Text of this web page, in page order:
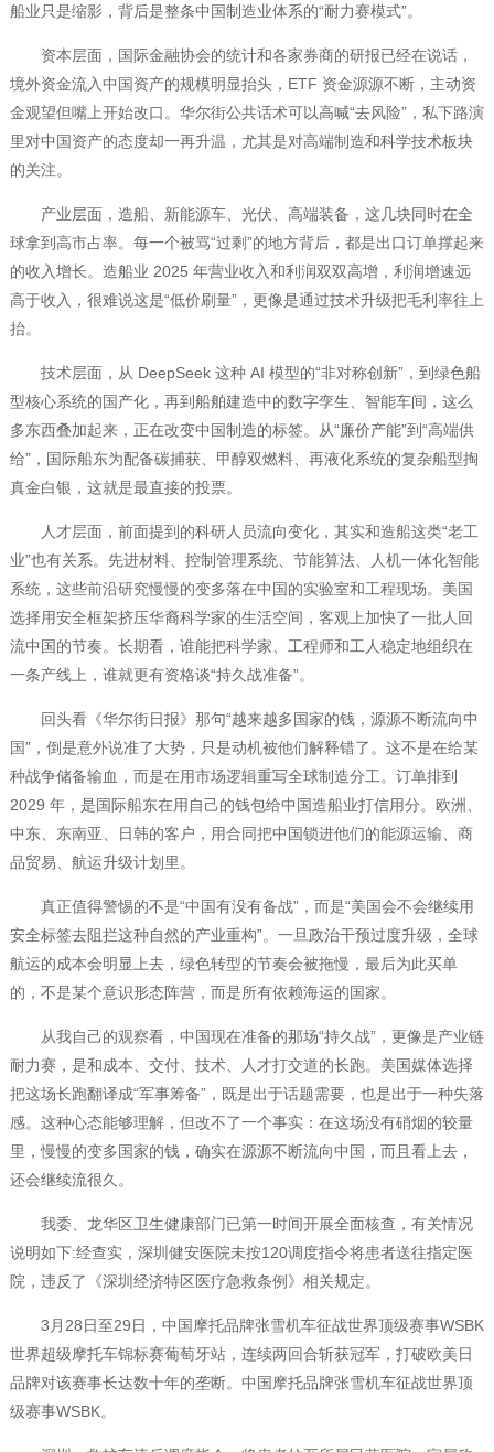
船业只是缩影，背后是整条中国制造业体系的“耐力赛模式”。
资本层面，国际金融协会的统计和各家券商的研报已经在说话，
境外资金流入中国资产的规模明显抬头，ETF 资金源源不断，主动资
金观望但嘴上开始改口。华尔街公共话术可以高喊“去风险”，私下路演
里对中国资产的态度却一再升温，尤其是对高端制造和科学技术板块
的关注。
产业层面，造船、新能源车、光伏、高端装备，这几块同时在全
球拿到高市占率。每一个被骂“过剩”的地方背后，都是出口订单撑起来
的收入增长。造船业 2025 年营业收入和利润双双高增，利润增速远
高于收入，很难说这是“低价刷量”，更像是通过技术升级把毛利率往上
抬。
技术层面，从 DeepSeek 这种 AI 模型的“非对称创新”，到绿色船
型核心系统的国产化，再到船舶建造中的数字孪生、智能车间，这么
多东西叠加起来，正在改变中国制造的标签。从“廉价产能”到“高端供
给”，国际船东为配备碳捕获、甲醇双燃料、再液化系统的复杂船型掏
真金白银，这就是最直接的投票。
人才层面，前面提到的科研人员流向变化，其实和造船这类“老工
业”也有关系。先进材料、控制管理系统、节能算法、人机一体化智能
系统，这些前沿研究慢慢的变多落在中国的实验室和工程现场。美国
选择用安全框架挤压华裔科学家的生活空间，客观上加快了一批人回
流中国的节奏。长期看，谁能把科学家、工程师和工人稳定地组织在
一条产线上，谁就更有资格谈“持久战准备”。
回头看《华尔街日报》那句“越来越多国家的钱，源源不断流向中
国”，倒是意外说准了大势，只是动机被他们解释错了。这不是在给某
种战争储备输血，而是在用市场逻辑重写全球制造分工。订单排到
2029 年，是国际船东在用自己的钱包给中国造船业打信用分。欧洲、
中东、东南亚、日韩的客户，用合同把中国锁进他们的能源运输、商
品贸易、航运升级计划里。
真正值得警惕的不是“中国有没有备战”，而是“美国会不会继续用
安全标签去阻拦这种自然的产业重构”。一旦政治干预过度升级，全球
航运的成本会明显上去，绿色转型的节奏会被拖慢，最后为此买单
的，不是某个意识形态阵营，而是所有依赖海运的国家。
从我自己的观察看，中国现在准备的那场“持久战”，更像是产业链
耐力赛，是和成本、交付、技术、人才打交道的长跑。美国媒体选择
把这场长跑翻译成“军事筹备”，既是出于话题需要，也是出于一种失落
感。这种心态能够理解，但改不了一个事实：在这场没有硝烟的较量
里，慢慢的变多国家的钱，确实在源源不断流向中国，而且看上去，
还会继续流很久。
我委、龙华区卫生健康部门已第一时间开展全面核查，有关情况
说明如下:经查实，深圳健安医院未按120调度指令将患者送往指定医
院，违反了《深圳经济特区医疗急救条例》相关规定。
3月28日至29日，中国摩托品牌张雪机车征战世界顶级赛事WSBK
世界超级摩托车锦标赛葡萄牙站，连续两回合斩获冠军，打破欧美日
品牌对该赛事长达数十年的垄断。中国摩托品牌张雪机车征战世界顶
级赛事WSBK。